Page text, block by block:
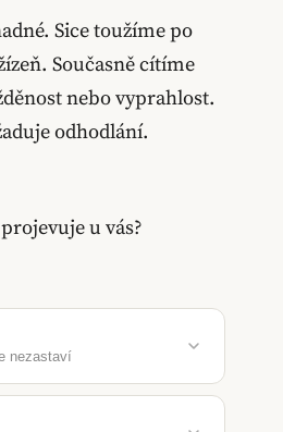
Sice toužíme po
Současně cítíme
nebo vyprahlost.
odhodlání.
u vás?
nezastaví